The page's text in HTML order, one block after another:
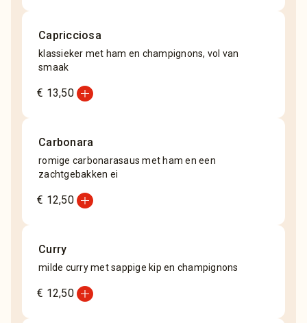
Capricciosa
klassieker met ham en champignons, vol van
smaak
€ 13,50add_circle
Carbonara
romige carbonarasaus met ham en een
zachtgebakken ei
€ 12,50add_circle
Curry
milde curry met sappige kip en champignons
€ 12,50add_circle